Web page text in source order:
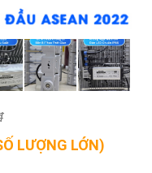
LƯỢNG LỚN)